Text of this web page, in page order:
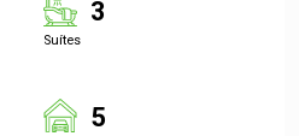
3
Suítes
5